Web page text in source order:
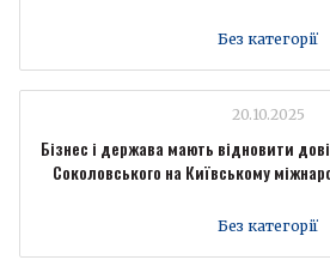
Без категорії
20.10.2025
Бізнес і держава мають відновити
Соколовського на Київському
Без категорії